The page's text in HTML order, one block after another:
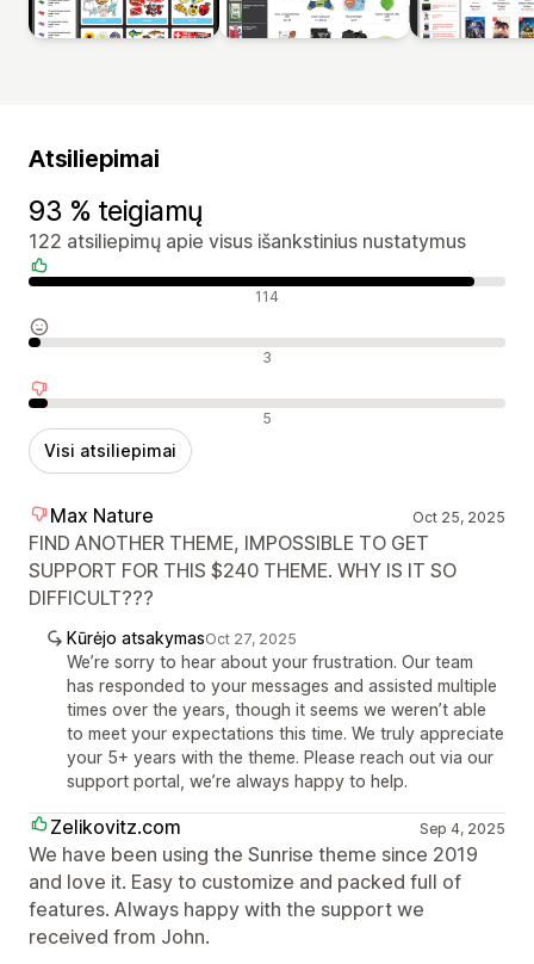
Atsiliepimai
93 % teigiamų
122 atsiliepimų apie visus išankstinius nustatymus
Teigiami atsiliepimai 114
Neutralūs atsiliepimai 3
Neigiami atsiliepimai 5
Visi atsiliepimai
Max Nature Oct 25, 2025
FIND ANOTHER THEME, IMPOSSIBLE TO GET
SUPPORT FOR THIS $240 THEME. WHY IS IT SO
DIFFICULT???
Kūrėjo atsakymasOct 27, 2025
We’re sorry to hear about your frustration. Our team
has responded to your messages and assisted multiple
times over the years, though it seems we weren’t able
to meet your expectations this time. We truly appreciate
your 5+ years with the theme. Please reach out via our
support portal, we’re always happy to help.
Zelikovitz.com Sep 4, 2025
We have been using the Sunrise theme since 2019
and love it. Easy to customize and packed full of
features. Always happy with the support we
received from John.